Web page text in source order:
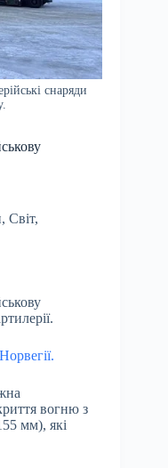
снаряди
, Світ,
вогню з
мм), які